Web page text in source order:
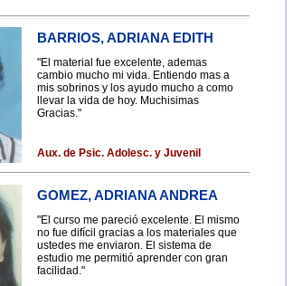
BARRIOS, ADRIANA EDITH
"El material fue excelente, ademas
cambio mucho mi vida. Entiendo mas a
mis sobrinos y los ayudo mucho a como
llevar la vida de hoy. Muchisimas
Gracias."
Aux. de Psic. Adolesc. y Juvenil
GOMEZ, ADRIANA ANDREA
"El curso me pareció excelente. El mismo
no fue difícil gracias a los materiales que
ustedes me enviaron. El sistema de
estudio me permitió aprender con gran
facilidad."